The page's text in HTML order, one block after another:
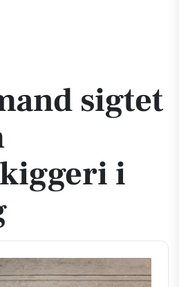
vindueskiggeri i Herning
sigtet
i